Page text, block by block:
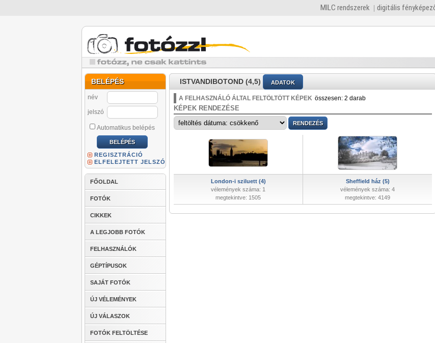
MILC rendszerek digitális
BELÉPÉS
név
jelszó
Automatikus belépés
REGISZTRÁCIÓ
ELFELEJTETT JELSZÓ
FŐOLDAL
FOTÓK
CIKKEK
A LEGJOBB FOTÓK
FELHASZNÁLÓK
GÉPTÍPUSOK
SAJÁT FOTÓK
ÚJ VÉLEMÉNYEK
ÚJ VÁLASZOK
FOTÓK FELTÖLTÉSE
ISTVANDIBOTOND (4,5) ADATOK
A FELHASZNÁLÓ ÁLTAL FELTÖLTÖTT KÉPEK összesen: 2 darab
KÉPEK RENDEZÉSE
London-i sziluett (4)
vélemények száma: 1
megtekintve: 1505
Sheffield ház (5)
vélemények száma: 4
megtekintve: 4149